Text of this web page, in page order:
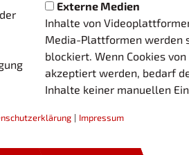
Externe Medien
Inhalte von
Media-Plattformen werden
blockiert. Wenn Cookies
akzeptiert werden, bedarf
Inhalte keiner manuellen
| Impressum
volle Leidenschaft
Artikel